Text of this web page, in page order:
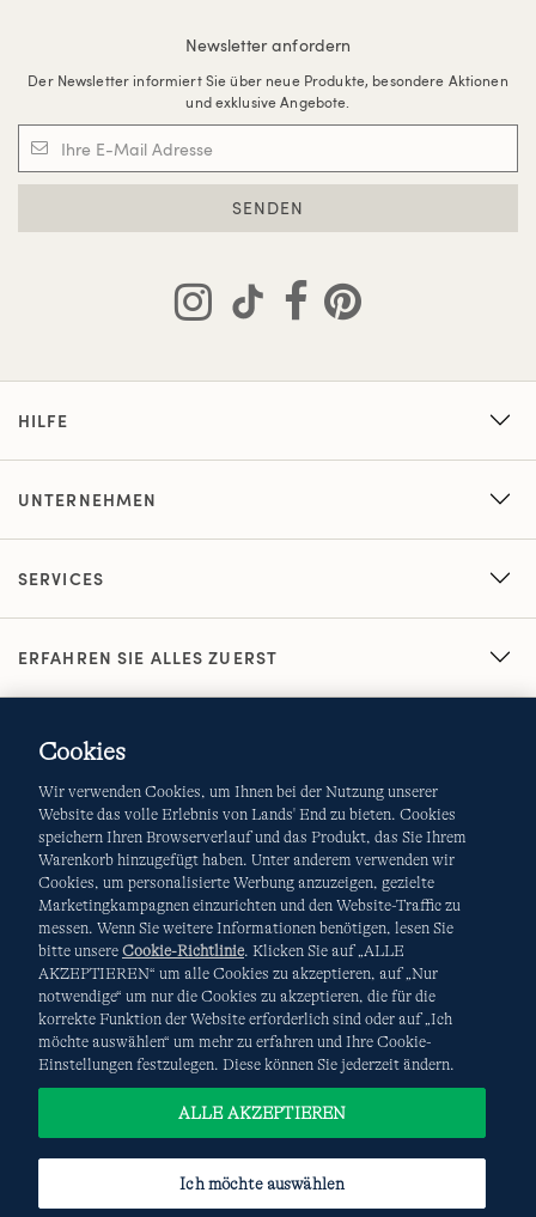
Newsletter anfordern
Der Newsletter informiert Sie über neue Produkte, besondere Aktionen
und exklusive Angebote.
SENDEN
HILFE
UNTERNEHMEN
SERVICES
ERFAHREN SIE ALLES ZUERST
AGB Datenschutz & Sicherheit
Cookies-Ich möchte auswählen Site Map
Internationale Websites
Diese Website ist durch reCAPTCHA geschützt. Es gelten die
DatenschutzerklärungundNutzungsbedingungen
Google.
Cookies
Wir verwenden Cookies, um Ihnen bei der Nutzung unserer
Website das volle Erlebnis von Lands' End zu bieten. Cookies
speichern Ihren Browserverlauf und das Produkt, das Sie Ihrem
Warenkorb hinzugefügt haben. Unter anderem verwenden wir
Cookies, um personalisierte Werbung anzuzeigen, gezielte
Marketingkampagnen einzurichten und den Website-Traffic zu
messen. Wenn Sie weitere Informationen benötigen, lesen Sie
bitte unsere Cookie-Richtlinie. Klicken Sie auf „ALLE
AKZEPTIEREN“ um alle Cookies zu akzeptieren, auf „Nur
notwendige“ um nur die Cookies zu akzeptieren, die für die
korrekte Funktion der Website erforderlich sind oder auf „Ich
möchte auswählen“ um mehr zu erfahren und Ihre Cookie-
Einstellungen festzulegen. Diese können Sie jederzeit ändern.
Ich möchte auswählen
ALLE AKZEPTIEREN